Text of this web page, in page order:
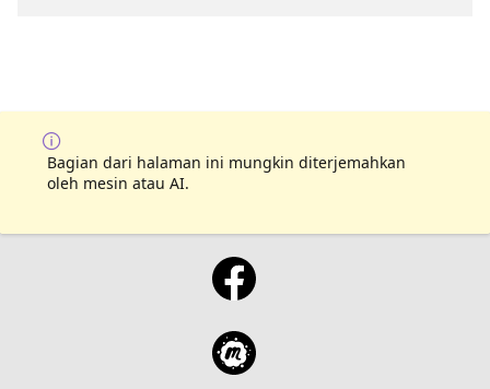
Bagian dari halaman ini mungkin diterjemahkan
oleh mesin atau AI.